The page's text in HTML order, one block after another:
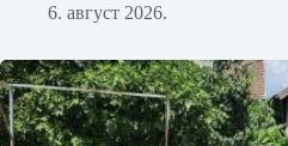
6. август 2026.